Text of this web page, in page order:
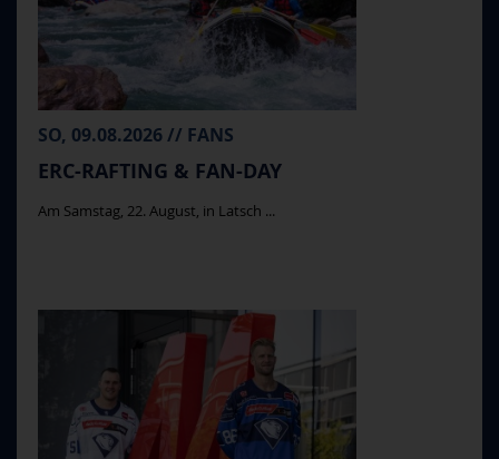
SO, 09.08.2026 // FANS
ERC-RAFTING & FAN-DAY
Am Samstag, 22. August, in Latsch ...